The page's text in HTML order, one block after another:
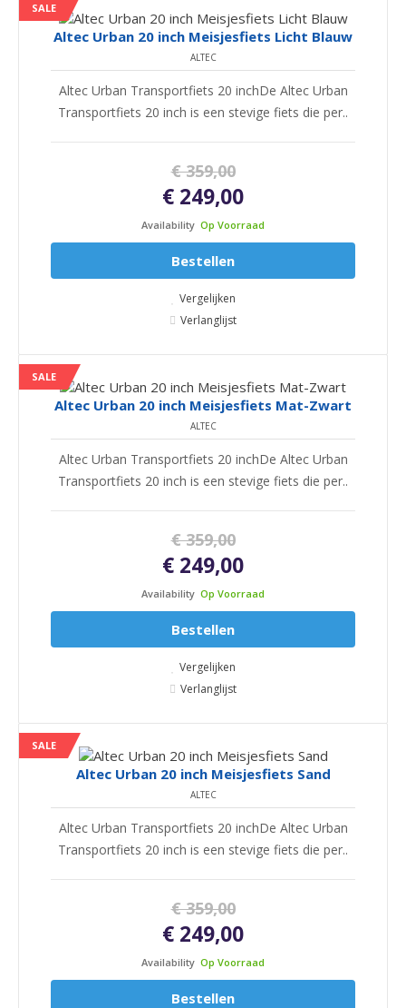
SALE
Altec Urban 20 inch Meisjesfiets Licht Blauw
ALTEC
Altec Urban Transportfiets 20 inchDe Altec Urban
Transportfiets 20 inch is een stevige fiets die per..
€ 359,00
€ 249,00
Availability Op Voorraad
Bestellen
Vergelijken
Verlanglijst
SALE
Altec Urban 20 inch Meisjesfiets Mat-Zwart
ALTEC
Altec Urban Transportfiets 20 inchDe Altec Urban
Transportfiets 20 inch is een stevige fiets die per..
€ 359,00
€ 249,00
Availability Op Voorraad
Bestellen
Vergelijken
Verlanglijst
SALE
Altec Urban 20 inch Meisjesfiets Sand
ALTEC
Altec Urban Transportfiets 20 inchDe Altec Urban
Transportfiets 20 inch is een stevige fiets die per..
€ 359,00
€ 249,00
Availability Op Voorraad
Bestellen